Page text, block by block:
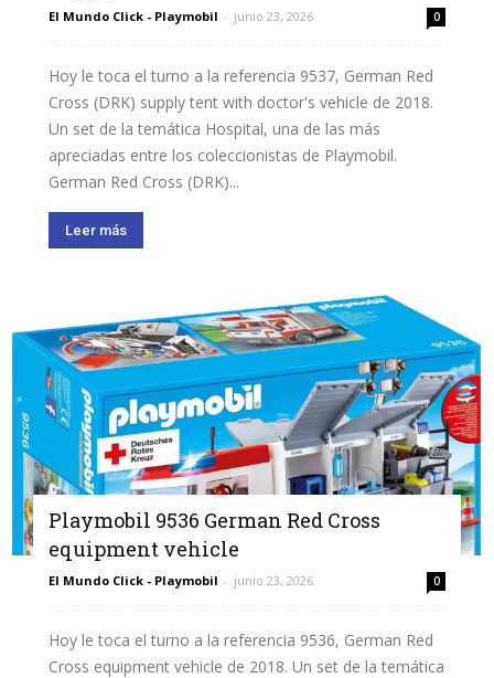
El Mundo Click - Playmobil - junio 23, 2026 0
Hoy le toca el turno a la referencia 9537, German Red
Cross (DRK) supply tent with doctor's vehicle de 2018.
Un set de la temática Hospital, una de las más
apreciadas entre los coleccionistas de Playmobil.
German Red Cross (DRK)...
Leer más
Playmobil 9536 German Red Cross
equipment vehicle
El Mundo Click - Playmobil - junio 23, 2026 0
Hoy le toca el turno a la referencia 9536, German Red
Cross equipment vehicle de 2018. Un set de la temática